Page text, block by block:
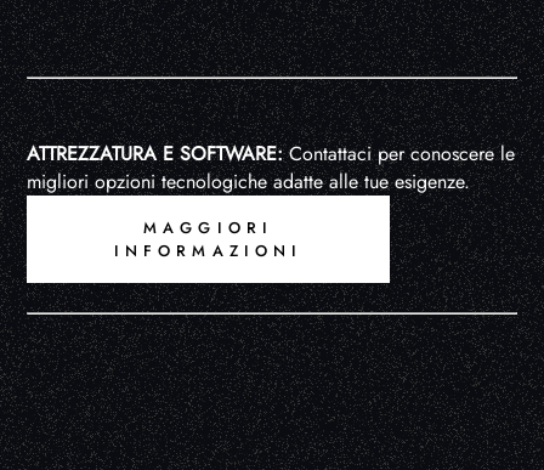
ATTREZZATURA E SOFTWARE:Contattaci per conoscere le
migliori opzioni tecnologiche adatte alle tue esigenze.
MAGGIORI
INFORMAZIONI